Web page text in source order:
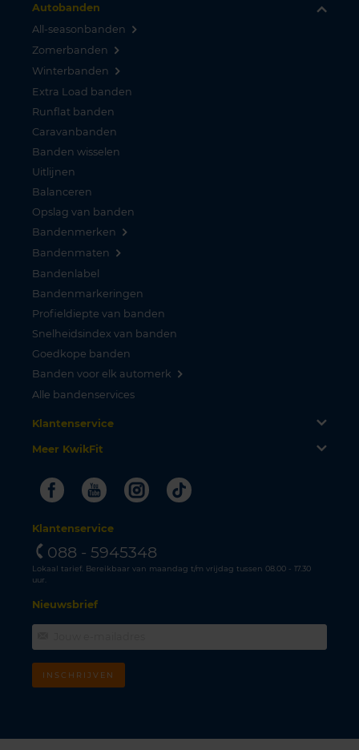
Autobanden
All-seasonbanden
Zomerbanden
Winterbanden
Extra Load banden
Runflat banden
Caravanbanden
Banden wisselen
Uitlijnen
Balanceren
Opslag van banden
Bandenmerken
Bandenmaten
Bandenlabel
Bandenmarkeringen
Profieldiepte van banden
Snelheidsindex van banden
Goedkope banden
Banden voor elk automerk
Alle bandenservices
Klantenservice
Meer KwikFit
FacebookYoutubeInstagram
Tiktok
Klantenservice
088 - 5945348
Lokaal tarief. Bereikbaar van maandag t/m vrijdag tussen 08.00 - 17.30
uur.
Nieuwsbrief
INSCHRIJVEN